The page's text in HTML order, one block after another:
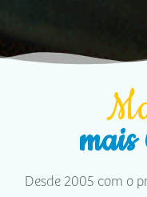
Desde 2005 com o